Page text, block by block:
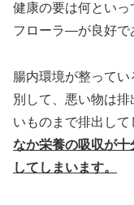
健康の要は何とい
フローラ―が良好で
腸内環境が整って
別して、悪い物は
いものまで排出して
なか栄養の吸収が十
してしまいます。